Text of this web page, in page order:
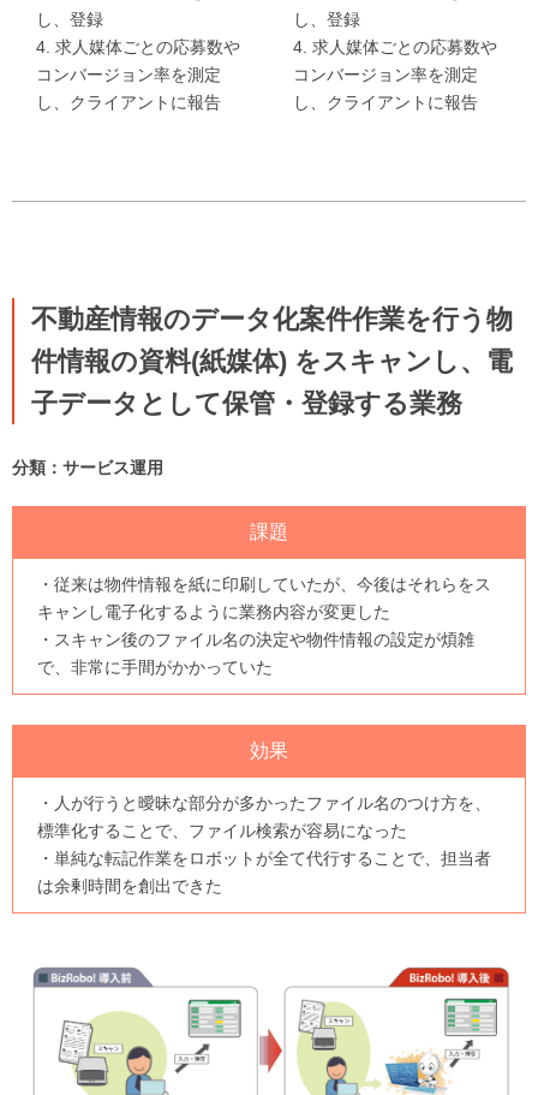
し、登録
4. 求人媒体ごとの応募数や
コンバージョン率を測定
し、クライアントに報告
し、登録
4. 求人媒体ごとの応募数や
コンバージョン率を測定
し、クライアントに報告
不動産情報のデータ化案件作業を行う物
件情報の資料(紙媒体) をスキャンし、電
子データとして保管・登録する業務
分類：サービス運用
課題
・従来は物件情報を紙に印刷していたが、今後はそれらをス
キャンし電子化するように業務内容が変更した
・スキャン後のファイル名の決定や物件情報の設定が煩雑
で、非常に手間がかかっていた
効果
・人が行うと曖昧な部分が多かったファイル名のつけ方を、
標準化することで、ファイル検索が容易になった
・単純な転記作業をロボットが全て代行することで、担当者
は余剰時間を創出できた